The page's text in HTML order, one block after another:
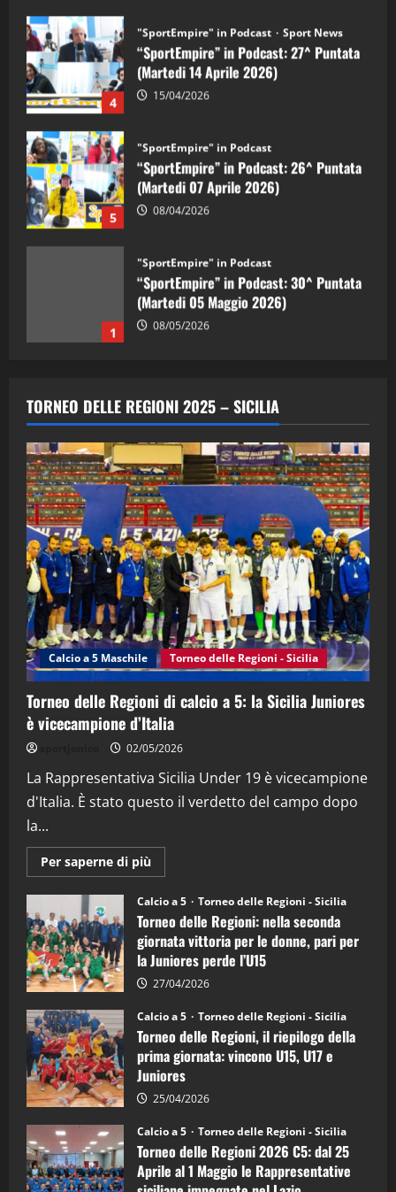
4
"SportEmpire" in Podcast Sport News
“SportEmpire” in Podcast: 27^ Puntata
(Martedi 14 Aprile 2026)
15/04/2026
5
"SportEmpire" in Podcast
“SportEmpire” in Podcast: 26^ Puntata
(Martedi 07 Aprile 2026)
08/04/2026
1
"SportEmpire" in Podcast
“SportEmpire” in Podcast: 30^ Puntata
(Martedi 05 Maggio 2026)
08/05/2026
2
“SportEmpire” in Podcast: 29^ Puntata
(Martedi 28 Aprile 2026)
28/04/2026
3
"SportEmpire" in Podcast
“SportEmpire” in Podcast: 28^ Puntata
(Martedi 21 Aprile 2026)
21/04/2026
4
"SportEmpire" in Podcast Sport News
“SportEmpire” in Podcast: 27^ Puntata
(Martedi 14 Aprile 2026)
15/04/2026
"SportEmpire" in Podcast
“SportEmpire” in Podcast: 26^ Puntata
08/04/2026
TORNEO DELLE REGIONI 2025 – SICILIA
Calcio a 5 Maschile Torneo delle Regioni - Sicilia
Torneo delle Regioni di calcio a 5: la Sicilia Juniores
è vicecampione d’Italia
02/05/2026
La Rappresentativa Sicilia Under 19 è vicecampione
d'Italia. È stato questo il verdetto del campo dopo
la...
Per saperne di più
informazioni
Torneo
delle
Regioni
di
calcio
a
5:
la
Juniores
è
vicecampione
d’Italia
Calcio a 5 Torneo delle Regioni - Sicilia
Torneo delle Regioni: nella seconda
giornata vittoria per le donne, pari per
la Juniores perde l’U15
27/04/2026
Calcio a 5 Torneo delle Regioni - Sicilia
Torneo delle Regioni, il riepilogo della
prima giornata: vincono U15, U17 e
Juniores
25/04/2026
Calcio a 5 Torneo delle Regioni - Sicilia
Torneo delle Regioni 2026 C5: dal 25
Aprile al 1 Maggio le Rappresentative